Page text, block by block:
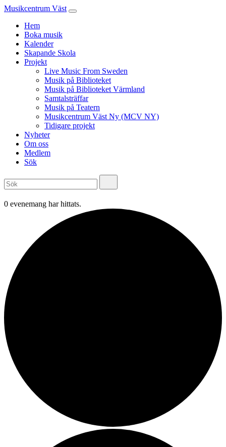
Musikcentrum Väst
Hem
Boka musik
Kalender
Skapande Skola
Projekt
Live Music From Sweden
Musik på Biblioteket
Musik på Biblioteket Värmland
Samtalsträffar
Musik på Teatern
Musikcentrum Väst Ny (MCV NY)
Tidigare projekt
Nyheter
Om oss
Medlem
Sök
0 evenemang har hittats.